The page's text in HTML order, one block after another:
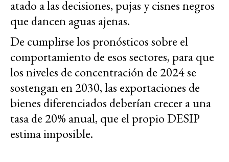
atado a las decisiones, pujas y cisnes negros
que dancen aguas ajenas.
De cumplirse los pronósticos sobre el
comportamiento de esos sectores, para que
los niveles de concentración de 2024 se
sostengan en 2030, las exportaciones de
bienes diferenciados deberían crecer a una
tasa de 20% anual, que el propio DESIP
estima imposible.